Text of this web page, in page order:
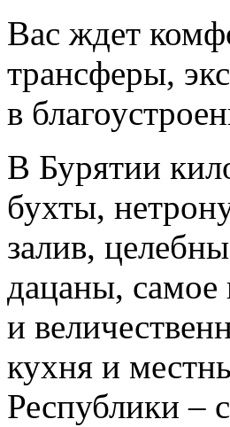
Вас ждет
трансферы,
в
В Бурятии
бухты,
залив,
дацаны,
и
кухня и
Республики –